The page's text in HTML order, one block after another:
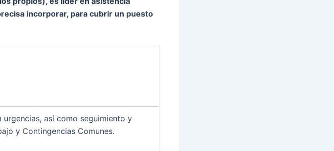
incorporar, para cubrir un puesto
así como seguimiento y
y Contingencias Comunes.